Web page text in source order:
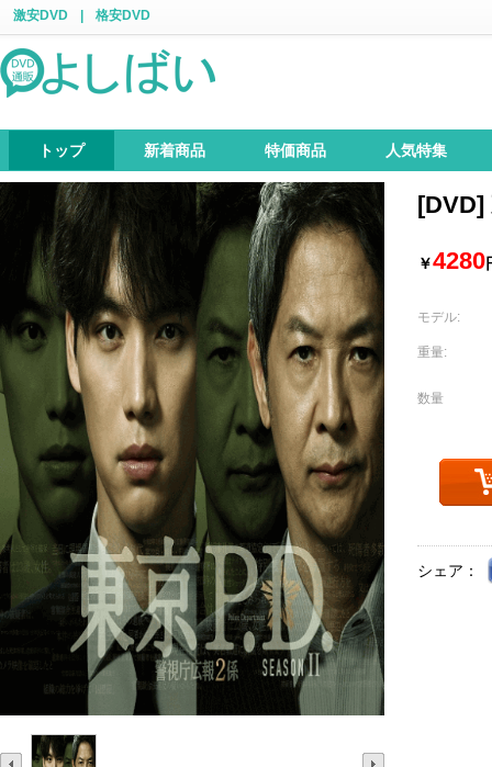
激安DVD 格安DVD
トップ 新着商品 特価商品 人気特集
[DVD]
￥4280
モデル:
重量:
数量
シェア：